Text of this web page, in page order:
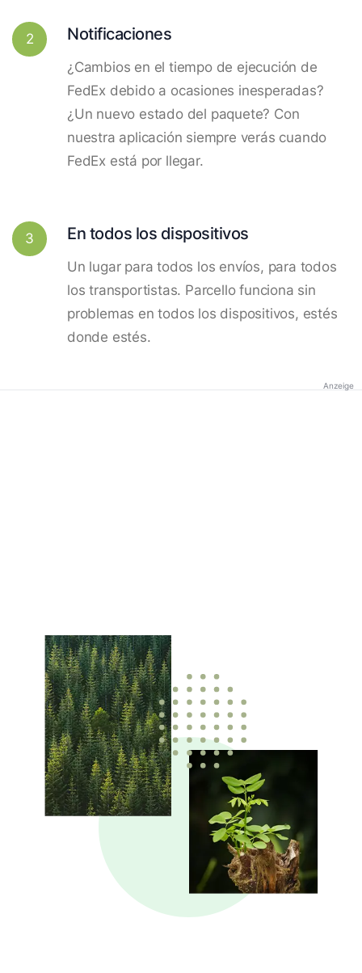
2 Notificaciones
¿Cambios en el tiempo de ejecución de
FedEx debido a ocasiones inesperadas?
¿Un nuevo estado del paquete? Con
nuestra aplicación siempre verás cuando
FedEx está por llegar.
3 En todos los dispositivos
Un lugar para todos los envíos, para todos
los transportistas. Parcello funciona sin
problemas en todos los dispositivos, estés
donde estés.
Anzeige